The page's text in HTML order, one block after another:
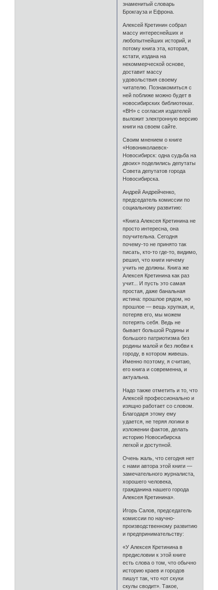
знаменитый словарь
Брокгауза и Ефрона.
Алексей Кретинин собрал
массу интереснейших и
любопытнейших историй, и
потому книга эта, которая,
кстати, издана на
некоммерческой основе,
доставит массу
удовольствия своему
читателю. Познакомиться с
ней поближе можно будет в
новосибирских библиотеках.
«ВН» с согласия издателей
выложит электронную версию
книги на своем сайте.
Своим мнением о книге
«Новониколаевск-
Новосибирск: одна судьба на
двоих» поделились депутаты
Совета депутатов города
Новосибирска.
Андрей Андрейченко,
председатель комиссии по
социальному развитию:
«Книга Алексея Кретинина не
просто интересна, она
поучительна. Сегодня
почему-то не принято так
писать, кто-то где-то, видимо,
решил, что книги ничему
учить не должны. Книга же
Алексея Кретинина как раз
учит... И пусть это самая
простая, даже банальная
истина: прошлое рядом, но
прошлое — вещь хрупкая, и,
потеряв его, мы можем
потерять себя. Ведь не
бывает большой Родины и
большого патриотизма без
родины малой и без любви к
городу, в котором живешь.
Именно поэтому, я считаю,
его книга и современна, и
актуальна.
Надо также отметить и то, что
Алексей профессионально и
изящно работает со словом.
Благодаря этому ему
удается, не теряя логики в
изложении фактов, делать
историю Новосибирска
легкой и доступной.
Очень жаль, что сегодня нет
с нами автора этой книги —
замечательного журналиста,
хорошего человека,
гражданина нашего города
Алексея Кретинина».
Игорь Салов, председатель
комиссии по научно-
производственному развитию
и предпринимательству:
«У Алексея Кретинина в
предисловии к этой книге
есть слова о том, что обычно
историю краев и городов
пишут так, что «от скуки
скулы сводит». Такое,